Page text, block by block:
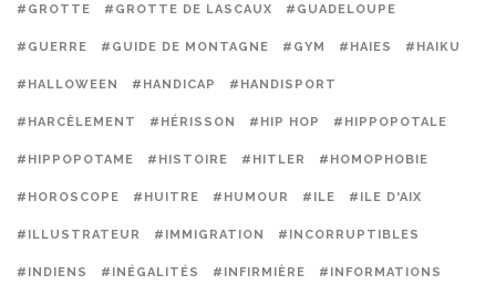
#GROTTE #GROTTE DE LASCAUX #GUADELOUPE
#GUERRE #GUIDE DE MONTAGNE #GYM #HAIES #HAIKU
#HALLOWEEN #HANDICAP #HANDISPORT
#HARCÈLEMENT #HÉRISSON #HIP HOP #HIPPOPOTALE
#HIPPOPOTAME #HISTOIRE #HITLER #HOMOPHOBIE
#HOROSCOPE #HUITRE #HUMOUR #ILE #ILE D'AIX
#ILLUSTRATEUR #IMMIGRATION #INCORRUPTIBLES
#INDIENS #INÉGALITÉS #INFIRMIÈRE #INFORMATIONS